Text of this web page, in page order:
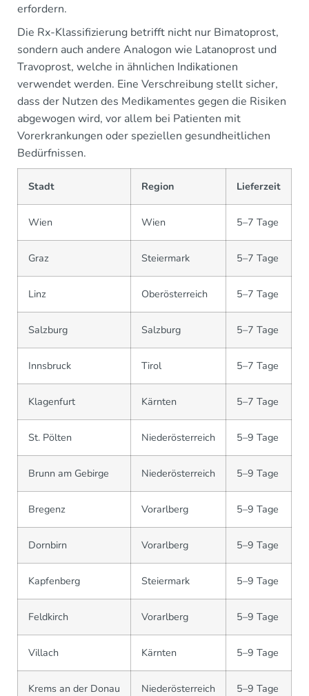
erfordern.
Die Rx-Klassifizierung betrifft nicht nur Bimatoprost,
sondern auch andere Analogon wie Latanoprost und
Travoprost, welche in ähnlichen Indikationen
verwendet werden. Eine Verschreibung stellt sicher,
dass der Nutzen des Medikamentes gegen die Risiken
abgewogen wird, vor allem bei Patienten mit
Vorerkrankungen oder speziellen gesundheitlichen
Bedürfnissen.
Stadt Region Lieferzeit
Wien Wien 5–7 Tage
Graz Steiermark 5–7 Tage
Linz Oberösterreich 5–7 Tage
Salzburg Salzburg 5–7 Tage
Innsbruck Tirol 5–7 Tage
Klagenfurt Kärnten 5–7 Tage
St. Pölten Niederösterreich 5–9 Tage
Brunn am Gebirge Niederösterreich 5–9 Tage
Bregenz Vorarlberg 5–9 Tage
Dornbirn Vorarlberg 5–9 Tage
Kapfenberg Steiermark 5–9 Tage
Feldkirch Vorarlberg 5–9 Tage
Villach Kärnten 5–9 Tage
Krems an der Donau Niederösterreich 5–9 Tage